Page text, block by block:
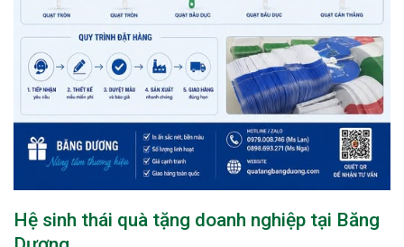
Hệ sinh thái quà tặng doanh nghiệp tại Băng